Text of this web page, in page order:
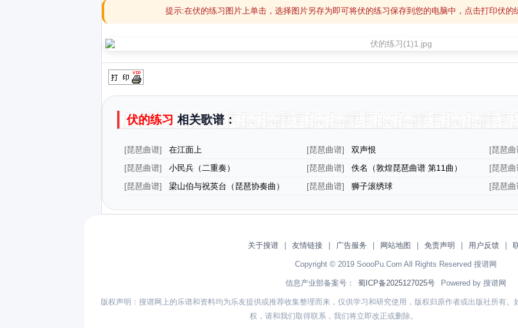
提示:在伏的练习图片上单击，选择图片另存为即可将伏的练习保存到您的电脑中，点击打印伏的
伏的练习相关歌谱：
[琵琶曲谱] 在江面上 [琵琶曲谱] 双声恨 [琵琶曲
[琵琶曲谱] 小民兵（二重奏） [琵琶曲谱] 佚名（敦煌琵琶曲谱 第11曲） [琵琶曲
[琵琶曲谱] 梁山伯与祝英台（琵琶协奏曲） [琵琶曲谱] 狮子滚绣球 [琵琶曲
关于搜谱 友情链接 广告服务 网站地图 免责声明 用户反馈
Copyright © 2019 SoooPu.Com All Rights Reserved 搜谱网
信息产业部备案号： 蜀ICP备2025127025号 Powered by 搜谱网
版权声明：搜谱网上的乐谱和资料均为乐友提供或推荐收集整理而来，仅供学习和研究使用，版权归原作者或出版社所有。
权，请和我们取得联系，我们将立即改正或删除。